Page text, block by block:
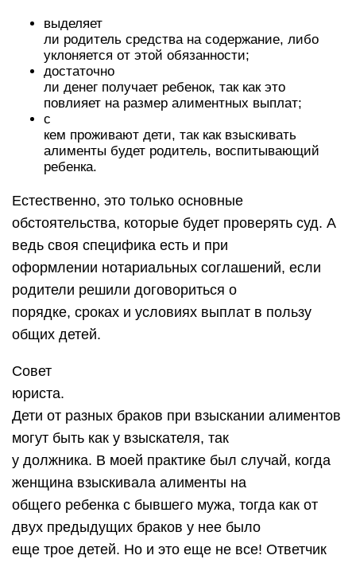
выделяет
ли родитель средства на содержание, либо
уклоняется от этой обязанности;
достаточно
ли денег получает ребенок, так как это
повлияет на размер алиментных выплат;
с
кем проживают дети, так как взыскивать
алименты будет родитель, воспитывающий
ребенка.
Естественно, это только основные
обстоятельства, которые будет проверять суд. А
ведь своя специфика есть и при
оформлении нотариальных соглашений, если
родители решили договориться о
порядке, сроках и условиях выплат в пользу
общих детей.
Совет
юриста.
Дети от разных браков при взыскании алиментов
могут быть как у взыскателя, так
у должника. В моей практике был случай, когда
женщина взыскивала алименты на
общего ребенка с бывшего мужа, тогда как от
двух предыдущих браков у нее было
еще трое детей. Но и это еще не все! Ответчик